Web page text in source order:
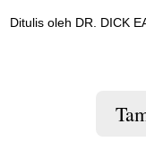
Ditulis oleh DR. DICK